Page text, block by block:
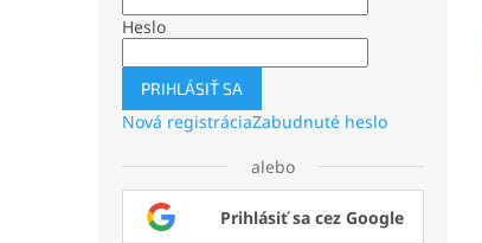
Heslo
PRIHLÁSIŤ SA
Nová registráciaZabudnuté heslo
alebo
Prihlásiť sa cez Google